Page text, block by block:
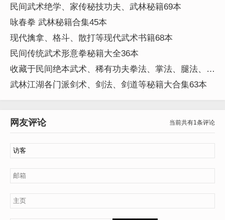
民间武术绝学、家传秘技功夫、武林秘籍69本
咏春拳 武林秘籍合集45本
现代擒拿、格斗、散打等现代武术书籍68本
民间传统武术形意拳秘籍大全36本
收藏于民间绝本武术、稀有功夫拳法、掌法、腿法、器
械技法等合集282本
武林江湖各门派剑术、剑法、剑道等秘籍大合集63本
网友评论 当前共有1条评论